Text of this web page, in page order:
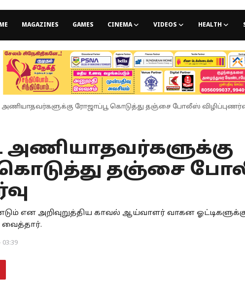
MAGAZINES GAMES CINEMA VIDEOS HEALTH
ரோஜாப்பூ கொடுத்து தஞ்சை போலீஸ்
கொடுத்து தஞ்சை
என அறிவுறுத்திய காவல் ஆய்வாளர் வாகன
வைத்தார்.
03:39